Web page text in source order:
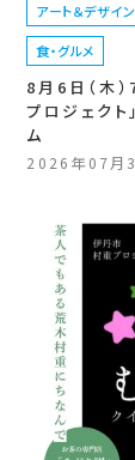
アート＆デザイン
食・グルメ
8月6日（木
プロジェクト
ム
2026年07月